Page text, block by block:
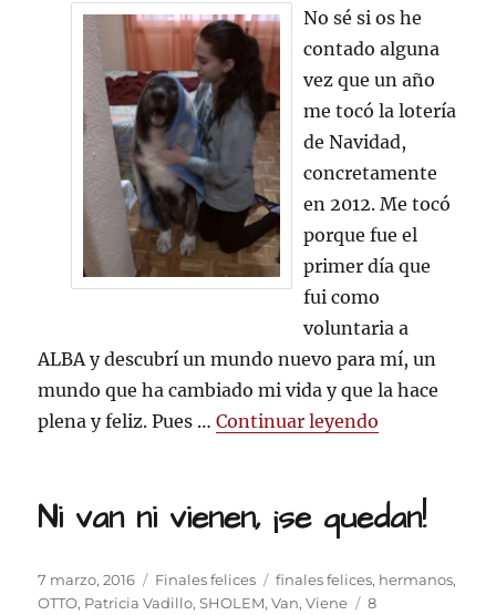
GUALLATIRI
ya
tiene
familia
No sé si os he
contado alguna
vez que un año
me tocó la lotería
de Navidad,
concretamente
en 2012. Me tocó
porque fue el
primer día que
fui como
voluntaria a
ALBA y descubrí un mundo nuevo para mí, un
mundo que ha cambiado mi vida y que la hace
plena y feliz. Pues …Continuar leyendo
Ni van ni vienen, ¡se quedan!
Publicado
el
7 marzo, 2016 Categorías
Finales felices Etiquetas
finales felices, hermanos,
OTTO, Patricia Vadillo,SHOLEM,Van,Viene
8